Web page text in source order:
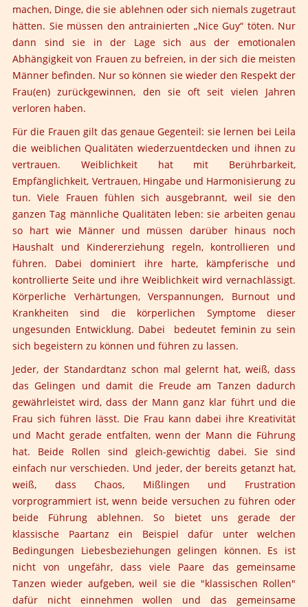
machen, Dinge, die sie ablehnen oder sich niemals zugetraut
hätten. Sie müssen den antrainierten „Nice Guy“ töten. Nur
dann sind sie in der Lage sich aus der emotionalen
Abhängigkeit von Frauen zu befreien, in der sich die meisten
Männer befinden. Nur so können sie wieder den Respekt der
Frau(en) zurückgewinnen, den sie oft seit vielen Jahren
verloren haben.
Für die Frauen gilt das genaue Gegenteil: sie lernen bei Leila
die weiblichen Qualitäten wiederzuentdecken und ihnen zu
vertrauen. Weiblichkeit hat mit Berührbarkeit,
Empfänglichkeit, Vertrauen, Hingabe und Harmonisierung zu
tun. Viele Frauen fühlen sich ausgebrannt, weil sie den
ganzen Tag männliche Qualitäten leben: sie arbeiten genau
so hart wie Männer und müssen darüber hinaus noch
Haushalt und Kindererziehung regeln, kontrollieren und
führen. Dabei dominiert ihre harte, kämpferische und
kontrollierte Seite und ihre Weiblichkeit wird vernachlässigt.
Körperliche Verhärtungen, Verspannungen, Burnout und
Krankheiten sind die körperlichen Symptome dieser
ungesunden Entwicklung. Dabei bedeutet feminin zu sein
sich begeistern zu können und führen zu lassen.
Jeder, der Standardtanz schon mal gelernt hat, weiß, dass
das Gelingen und damit die Freude am Tanzen dadurch
gewährleistet wird, dass der Mann ganz klar führt und die
Frau sich führen lässt. Die Frau kann dabei ihre Kreativität
und Macht gerade entfalten, wenn der Mann die Führung
hat. Beide Rollen sind gleich-gewichtig dabei. Sie sind
einfach nur verschieden. Und jeder, der bereits getanzt hat,
weiß, dass Chaos, Mißlingen und Frustration
vorprogrammiert ist, wenn beide versuchen zu führen oder
beide Führung ablehnen. So bietet uns gerade der
klassische Paartanz ein Beispiel dafür unter welchen
Bedingungen Liebesbeziehungen gelingen können. Es ist
nicht von ungefähr, dass viele Paare das gemeinsame
Tanzen wieder aufgeben, weil sie die "klassischen Rollen"
dafür nicht einnehmen wollen und das gemeinsame